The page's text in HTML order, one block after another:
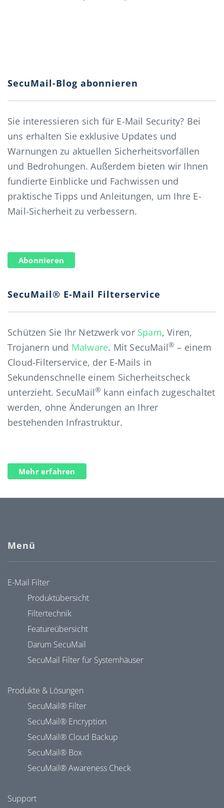
SecuMail-Blog abonnieren
Sie interessieren sich für E-Mail Security? Bei
uns erhalten Sie exklusive Updates und
Warnungen zu aktuellen Sicherheitsvorfällen
und Bedrohungen. Außerdem bieten wir Ihnen
fundierte Einblicke und Fachwissen und
praktische Tipps und Anleitungen, um Ihre E-
Mail-Sicherheit zu verbessern.
Abonnieren
SecuMail® E-Mail Filterservice
Schützen Sie Ihr Netzwerk vor Spam, Viren,
Trojanern und Malware. Mit SecuMail® – einem
Cloud-Filterservice, der E-Mails in
Sekundenschnelle einem Sicherheitscheck
unterzieht. SecuMail® kann einfach zugeschaltet
werden, ohne Änderungen an Ihrer
bestehenden Infrastruktur.
Mehr erfahren
Menü
E-Mail Filter
Produktübersicht
Filtertechnik
Featureübersicht
Darum SecuMail
SecuMail Filter für Systemhäuser
Produkte & Lösungen
SecuMail® Filter
SecuMail® Encryption
SecuMail® Cloud Backup
SecuMail® Box
SecuMail® Awareness Check
Support